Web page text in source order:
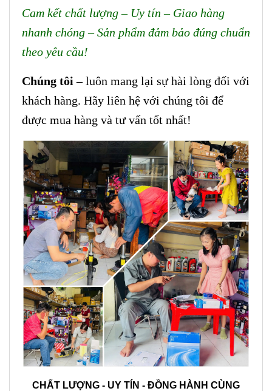
Cam kết chất lượng – Uy tín – Giao hàng
nhanh chóng – Sản phẩm đảm bảo đúng chuẩn
theo yêu cầu!
Chúng tôi – luôn mang lại sự hài lòng đối với
khách hàng. Hãy liên hệ với chúng tôi để
được mua hàng và tư vấn tốt nhất!
CHẤT LƯỢNG - UY TÍN - ĐỒNG HÀNH CÙNG